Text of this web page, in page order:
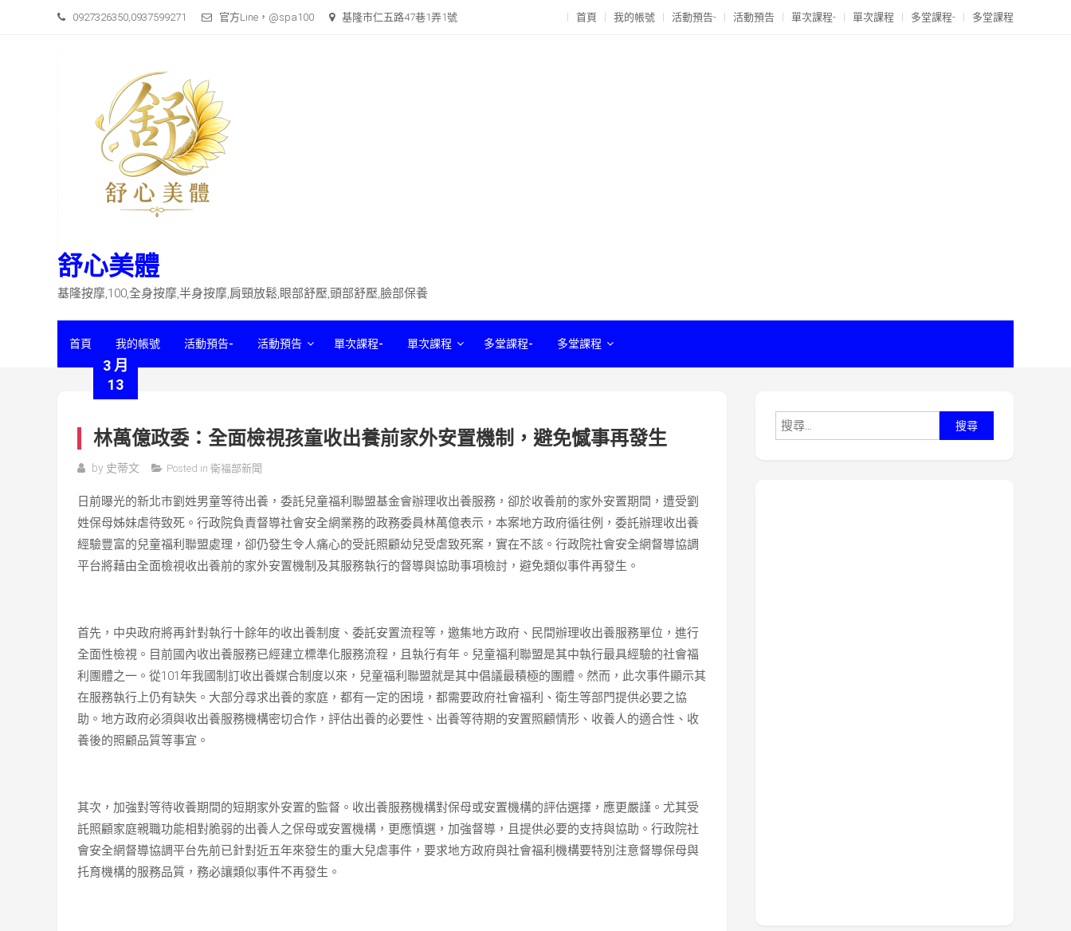
0927326350,0937599271 官方Line，@spa100 基隆市仁五路47巷1弄1號 首頁 我的帳號 活動預告- 活動預告 單次課程- 單次課程 多堂課程- 多堂課程
舒心美體
基隆按摩,100,全身按摩,半身按摩,肩頸放鬆,眼部舒壓,頭部舒壓,臉部保養
首頁 我的帳號 活動預告- 活動預告 單次課程- 單次課程 多堂課程- 多堂課程
3 月
13
林萬億政委：全面檢視孩童收出養前家外安置機制，避免憾事再發生
by 史蒂文 Posted in 衛福部新聞
日前曝光的新北市劉姓男童等待出養，委託兒童福利聯盟基金會辦理收出養服務，卻於收養前的家外安置期間，遭受劉
姓保母姊妹虐待致死。行政院負責督導社會安全網業務的政務委員林萬億表示，本案地方政府循往例，委託辦理收出養
經驗豐富的兒童福利聯盟處理，卻仍發生令人痛心的受託照顧幼兒受虐致死案，實在不該。行政院社會安全網督導協調
平台將藉由全面檢視收出養前的家外安置機制及其服務執行的督導與協助事項檢討，避免類似事件再發生。
首先，中央政府將再針對執行十餘年的收出養制度、委託安置流程等，邀集地方政府、民間辦理收出養服務單位，進行
全面性檢視。目前國內收出養服務已經建立標準化服務流程，且執行有年。兒童福利聯盟是其中執行最具經驗的社會福
利團體之一。從101年我國制訂收出養媒合制度以來，兒童福利聯盟就是其中倡議最積極的團體。然而，此次事件顯示其
在服務執行上仍有缺失。大部分尋求出養的家庭，都有一定的困境，都需要政府社會福利、衛生等部門提供必要之協
助。地方政府必須與收出養服務機構密切合作，評估出養的必要性、出養等待期的安置照顧情形、收養人的適合性、收
養後的照顧品質等事宜。
其次，加強對等待收養期間的短期家外安置的監督。收出養服務機構對保母或安置機構的評估選擇，應更嚴謹。尤其受
託照顧家庭親職功能相對脆弱的出養人之保母或安置機構，更應慎選，加強督導，且提供必要的支持與協助。行政院社
會安全網督導協調平台先前已針對近五年來發生的重大兒虐事件，要求地方政府與社會福利機構要特別注意督導保母與
托育機構的服務品質，務必讓類似事件不再發生。
尋